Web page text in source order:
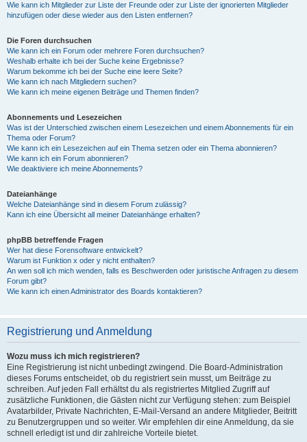
Wie kann ich Mitglieder zur Liste der Freunde oder zur Liste der ignorierten Mitglieder
hinzufügen oder diese wieder aus den Listen entfernen?
Die Foren durchsuchen
Wie kann ich ein Forum oder mehrere Foren durchsuchen?
Weshalb erhalte ich bei der Suche keine Ergebnisse?
Warum bekomme ich bei der Suche eine leere Seite?
Wie kann ich nach Mitgliedern suchen?
Wie kann ich meine eigenen Beiträge und Themen finden?
Abonnements und Lesezeichen
Was ist der Unterschied zwischen einem Lesezeichen und einem Abonnements für ein
Thema oder Forum?
Wie kann ich ein Lesezeichen auf ein Thema setzen oder ein Thema abonnieren?
Wie kann ich ein Forum abonnieren?
Wie deaktiviere ich meine Abonnements?
Dateianhänge
Welche Dateianhänge sind in diesem Forum zulässig?
Kann ich eine Übersicht all meiner Dateianhänge erhalten?
phpBB betreffende Fragen
Wer hat diese Forensoftware entwickelt?
Warum ist Funktion x oder y nicht enthalten?
An wen soll ich mich wenden, falls es Beschwerden oder juristische Anfragen zu diesem
Forum gibt?
Wie kann ich einen Administrator des Boards kontaktieren?
Registrierung und Anmeldung
Wozu muss ich mich registrieren?
Eine Registrierung ist nicht unbedingt zwingend. Die Board-Administration
dieses Forums entscheidet, ob du registriert sein musst, um Beiträge zu
schreiben. Auf jeden Fall erhältst du als registriertes Mitglied Zugriff auf
zusätzliche Funktionen, die Gästen nicht zur Verfügung stehen: zum Beispiel
Avatarbilder, Private Nachrichten, E-Mail-Versand an andere Mitglieder, Beitritt
zu Benutzergruppen und so weiter. Wir empfehlen dir eine Anmeldung, da sie
schnell erledigt ist und dir zahlreiche Vorteile bietet.